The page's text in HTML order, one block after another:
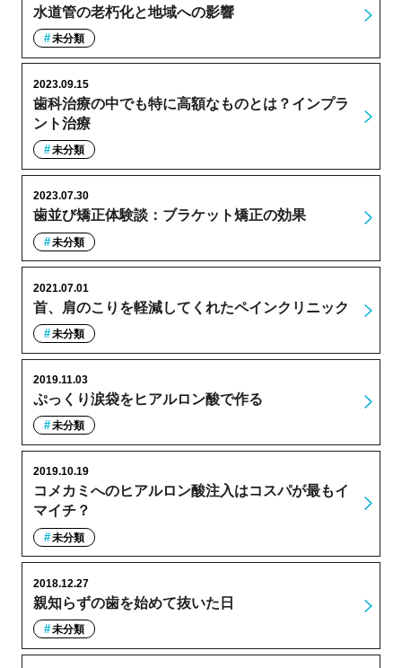
水道管の老朽化と地域への影響
未分類
歯科治療の中でも特に高額なものとは？インプラ
ント治療
2023.09.15
未分類
歯並び矯正体験談：ブラケット矯正の効果
2023.07.30
未分類
首、肩のこりを軽減してくれたペインクリニック
2021.07.01
未分類
ぷっくり涙袋をヒアルロン酸で作る
2019.11.03
未分類
コメカミへのヒアルロン酸注入はコスパが最もイ
マイチ？
2019.10.19
未分類
親知らずの歯を始めて抜いた日
2018.12.27
未分類